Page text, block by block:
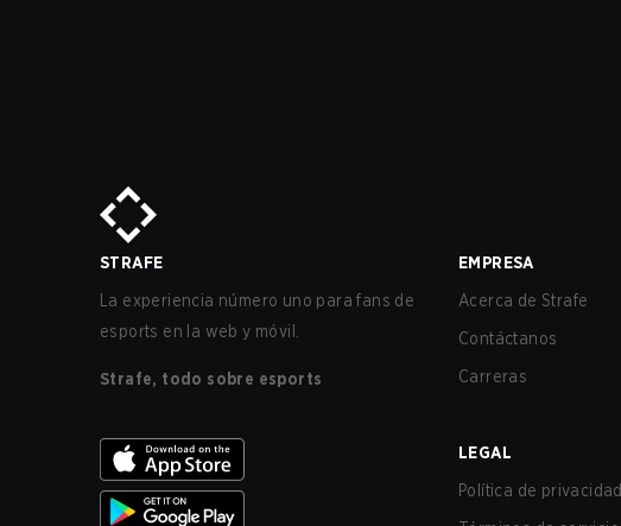
STRAFE
La experiencia número uno para fans de
esports en la web y móvil.
Strafe, todo sobre esports
EMPRESA
Acerca de Strafe
Contáctanos
Carreras
LEGAL
Política de privacidad